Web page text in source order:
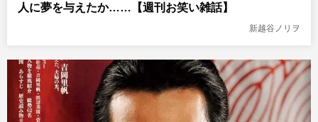
人に夢を与えたか……【週刊お笑い雑話】
新越谷ノリヲ